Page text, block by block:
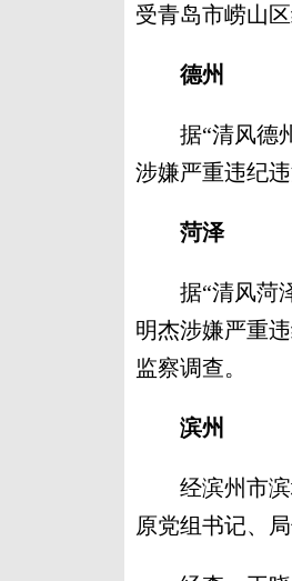
受青岛市崂山
德州
据“清风德州
涉嫌严重违纪
菏泽
据“清风菏泽
明杰涉嫌严重
监察调查。
滨州
经滨州市滨
原党组书记、